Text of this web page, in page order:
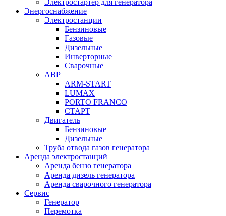
Электростартер для генератора
Энергоснабжение
Электростанции
Бензиновые
Газовые
Дизельные
Инверторные
Сварочные
АВР
ARM-START
LUMAX
PORTO FRANCO
СТАРТ
Двигатель
Бензиновые
Дизельные
Труба отвода газов генератора
Аренда электростанций
Аренда бензо генератора
Аренда дизель генератора
Аренда сварочного генератора
Сервис
Генератор
Перемотка